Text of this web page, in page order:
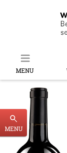
MENU
MENU